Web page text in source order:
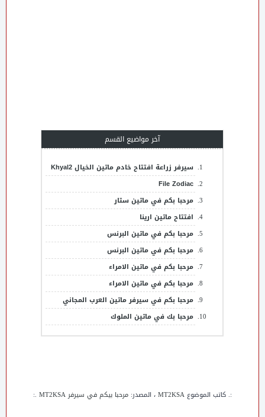
آخر مواضيع القسم
سيرفر زراعة افتتاح خادم ماتين الخيال Khyal2
File Zodiac
مرحبا بكم في ماتين ستار
افتتاح ماتين ارينا
مرحبا بكم في ماتين البرنس
مرحبا بكم في ماتين البرنس
مرحبا بكم في ماتين الامراء
مرحبا بكم في ماتين الامراء
مرحبا بكم في سيرفر ماتين العرب المجاني
مرحبا بك في ماتين الملوك
:. كاتب الموضوعMT2KSA، المصدر:مرحبا بيكم في سيرفر MT2KSA .: